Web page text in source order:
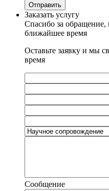
Отправить
Заказать услугу
Спасибо за
ближайшее время
Оставьте заявку и мы
время
Сообщение